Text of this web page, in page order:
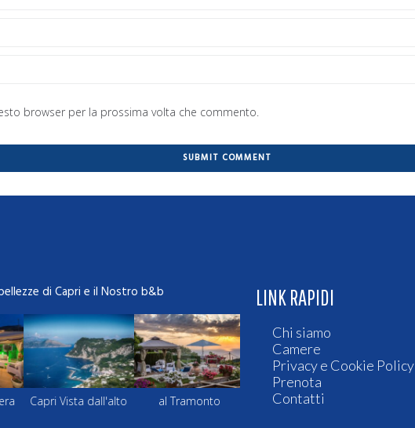
browser per la prossima volta che commento.
di Capri e il Nostro b&b
Capri Vista dall'alto al Tramonto Le terrazze di Sera
LINK RAPIDI
Chi siamo
Camere
Privacy e Cookie Policy
Prenota
Contatti